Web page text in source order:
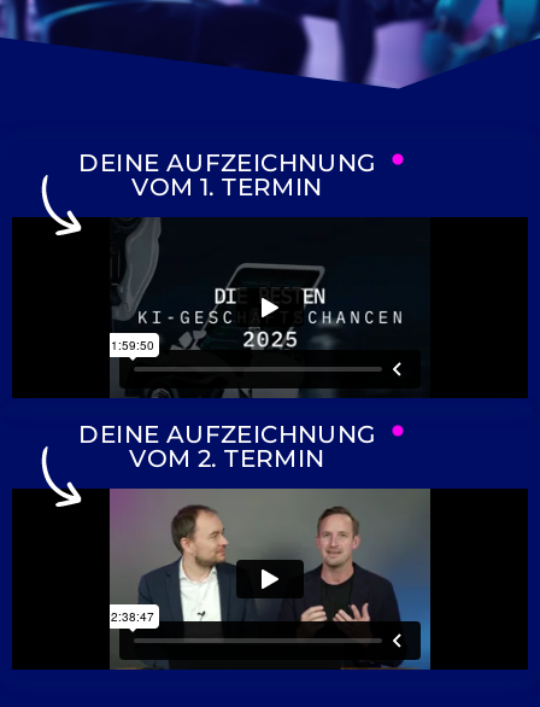
DEINE AUFZEICHNUNG
VOM 1. TERMIN
DEINE AUFZEICHNUNG
VOM 2. TERMIN